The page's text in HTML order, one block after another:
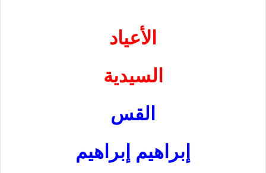
الأعياد
السيدية
القس
إبراهيم إبراهيم